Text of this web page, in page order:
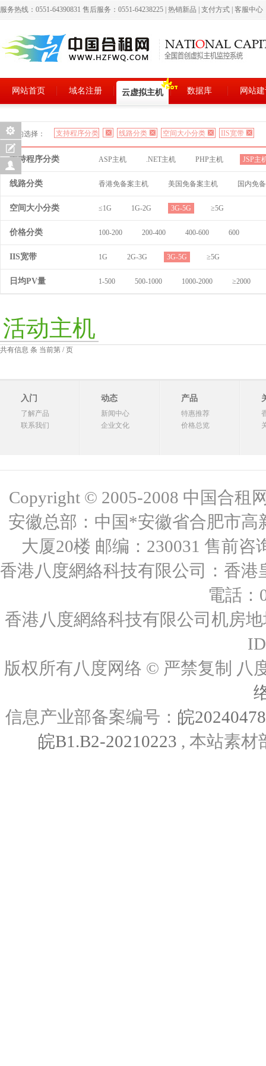
服务热线：0551-64390831 售后服务：0551-64238225 热销新品 支付方式 客服中心
网站首页 域名注册 云虚拟主机 数据库 网站
您的选择： 支持程序分类 线路分类 空间大小分类 IIS宽带
支持程序分类 ASP主机 .NET主机 PHP主机 JSP主
线路分类 香港免备案主机 美国免备案主机 国内免
空间大小分类 ≤1G 1G-2G 3G-5G ≥5G
价格分类 100-200 200-400 400-600 600
IIS宽带 1G 2G-3G 3G-5G ≥5G
日均PV量 1-500 500-1000 1000-2000 ≥2000
活动主机
共有信息 条 当前第 / 页
入门
了解产品
联系我们
动态
新闻中心
企业文化
产品
特惠推荐
价格总览
Copyright © 2005-2008 中国合租
安徽总部：中国*安徽省合肥市
大厦20楼 邮编：230031 售前咨
香港八度網絡科技有限公司：香
電話：
香港八度網絡科技有限公司机房
版权所有八度网络 © 严禁复制
信息产业部备案编号： 皖
皖B1.B2-20210223 , 本站素材